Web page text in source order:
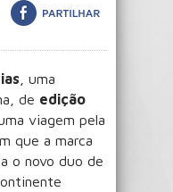
, uma
de edição
viagem pela
que a marca
o novo duo de